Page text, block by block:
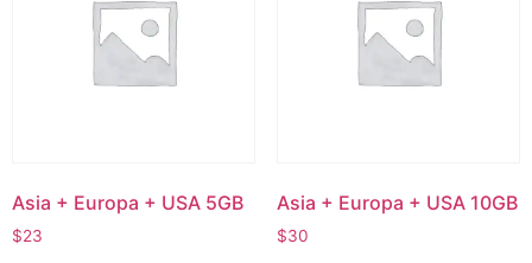
Asia + Europa + USA 5GB
$23
Asia + Europa + USA 10GB
$30